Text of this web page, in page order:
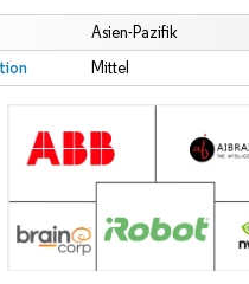
Asien-Pazifik
Mittel
Wiederverwendung erfordert